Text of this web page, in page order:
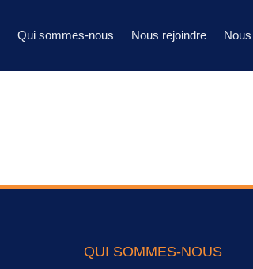
Qui sommes-nous Nous rejoindre
QUI SOMMES-NOUS